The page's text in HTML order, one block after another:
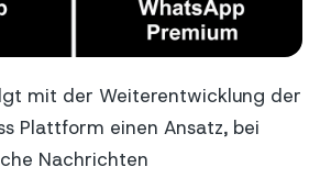
mit der Weiterentwicklung der
Plattform einen Ansatz, bei
Nachrichten